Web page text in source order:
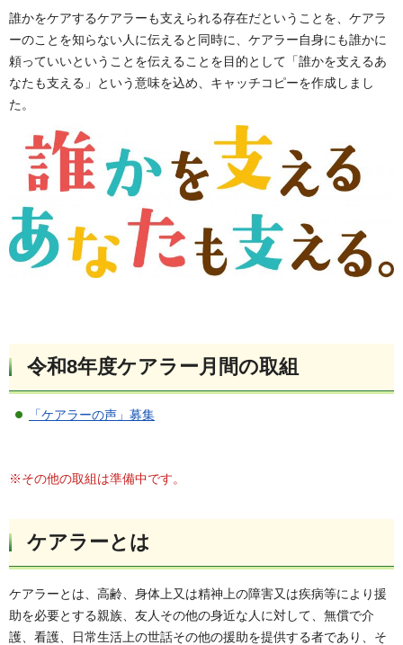
誰かをケアするケアラーも支えられる存在だということを、ケアラ
ーのことを知らない人に伝えると同時に、ケアラー自身にも誰かに
頼っていいということを伝えることを目的として「誰かを支えるあ
なたも支える」という意味を込め、キャッチコピーを作成しまし
た。
令和8年度ケアラー月間の取組
「ケアラーの声」募集
※その他の取組は準備中です。
ケアラーとは
ケアラーとは、高齢、身体上又は精神上の障害又は疾病等により援
助を必要とする親族、友人その他の身近な人に対して、無償で介
護、看護、日常生活上の世話その他の援助を提供する者であり、そ